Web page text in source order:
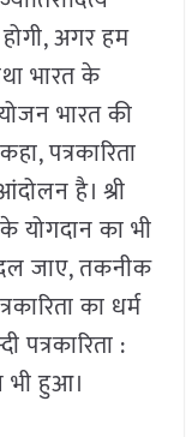
अगर हम
भारत के
भारत की
पत्रकारिता
है। श्री
योगदान का भी
जाए, तकनीक
का धर्म
पत्रकारिता :
भी हुआ।